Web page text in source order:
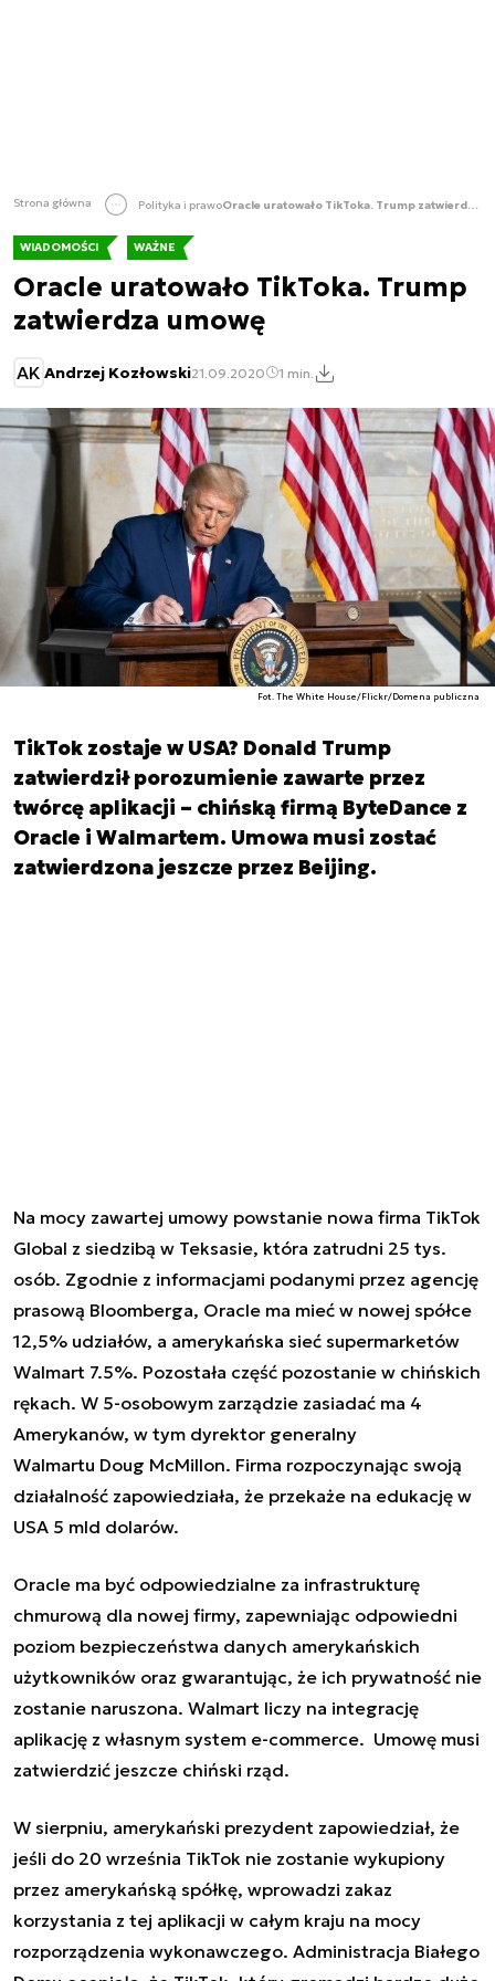
Strona główna Polityka i prawo Oracle uratowało TikToka. Trump zatwierdza umowę
WIADOMOŚCI WAŻNE
Oracle uratowało TikToka. Trump
zatwierdza umowę
AK Andrzej Kozłowski21.09.2020 1 min.
Fot. The White House/Flickr/Domena publiczna
TikTok zostaje w USA? Donald Trump
zatwierdził porozumienie zawarte przez
twórcę aplikacji – chińską firmą ByteDance z
Oracle i Walmartem. Umowa musi zostać
zatwierdzona jeszcze przez Beijing.
Na mocy zawartej umowy powstanie nowa firma TikTok
Global z siedzibą w Teksasie, która zatrudni 25 tys.
osób. Zgodnie z informacjami podanymi przez agencję
prasową Bloomberga, Oracle ma mieć w nowej spółce
12,5% udziałów, a amerykańska sieć supermarketów
Walmart 7.5%. Pozostała część pozostanie w chińskich
rękach. W 5-osobowym zarządzie zasiadać ma 4
Amerykanów, w tym dyrektor generalny
Walmartu Doug McMillon. Firma rozpoczynając swoją
działalność zapowiedziała, że przekaże na edukację w
USA 5 mld dolarów.
Oracle ma być odpowiedzialne za infrastrukturę
chmurową dla nowej firmy, zapewniając odpowiedni
poziom bezpieczeństwa danych amerykańskich
użytkowników oraz gwarantując, że ich prywatność nie
zostanie naruszona. Walmart liczy na integrację
aplikację z własnym system e-commerce. Umowę musi
zatwierdzić jeszcze chiński rząd.
W sierpniu, amerykański prezydent zapowiedział, że
jeśli do 20 września TikTok nie zostanie wykupiony
przez amerykańską spółkę, wprowadzi zakaz
korzystania z tej aplikacji w całym kraju na mocy
rozporządzenia wykonawczego. Administracja Białego